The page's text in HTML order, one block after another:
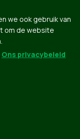
we ook gebruik van
om de website
Ons privacybeleid